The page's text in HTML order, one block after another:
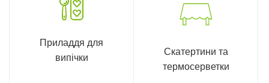
Приладдя для
випічки
Скатертини та
термосерветки